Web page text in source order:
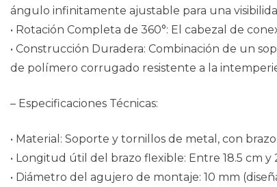
ángulo infinitamente ajustable para una
• Rotación Completa de 360°: El cabezal de
• Construcción Duradera: Combinación de un
de polímero corrugado resistente a la
– Especificaciones Técnicas:
• Material: Soporte y tornillos de metal, con
• Longitud útil del brazo flexible: Entre 18.5 cm
• Diámetro del agujero de montaje: 10 mm